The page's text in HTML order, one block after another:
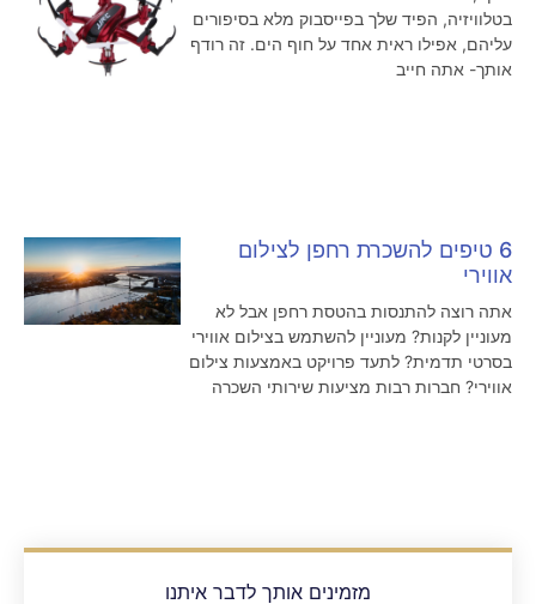
בטלוויזיה, הפיד שלך בפייסבוק מלא בסיפורים
עליהם, אפילו ראית אחד על חוף הים. זה רודף
אותך- אתה חייב
6 טיפים להשכרת רחפן לצילום
אווירי
אתה רוצה להתנסות בהטסת רחפן אבל לא
מעוניין לקנות? מעוניין להשתמש בצילום אווירי
בסרטי תדמית? לתעד פרויקט באמצעות צילום
אווירי? חברות רבות מציעות שירותי השכרה
מזמינים אותך לדבר איתנו